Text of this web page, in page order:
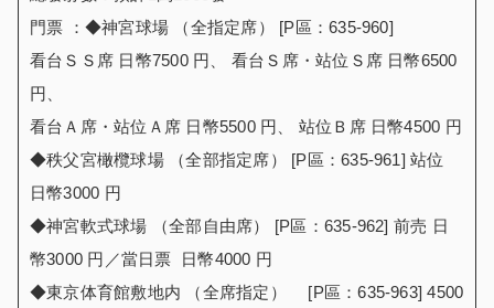
門票 ：◆神宮球場 （全指定席） [P區：635-960]
看台ＳＳ席 日幣7500 円、 看台Ｓ席・站位Ｓ席 日幣6500
円、
看台Ａ席・站位Ａ席 日幣5500 円、 站位Ｂ席 日幣4500 円
◆秩父宮橄欖球場 （全部指定席） [P區：635-961] 站位
日幣3000 円
◆神宮軟式球場 （全部自由席） [P區：635-962] 前売 日
幣3000 円／當日票 日幣4000 円
◆東京体育館敷地内 （全席指定） [P區：635-963] 4500